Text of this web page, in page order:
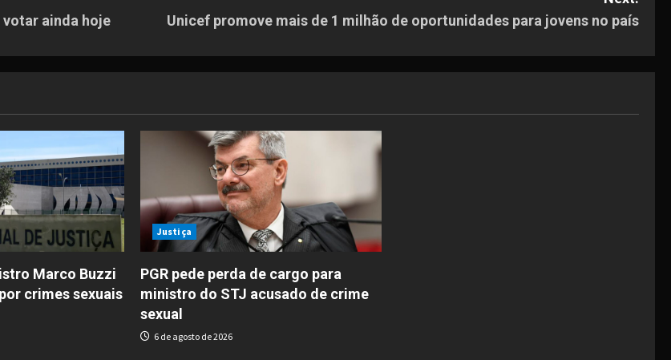
votar ainda hoje
Unicef promove mais de 1 milhão de oportunidades para jovens no país
Marco Buzzi
crimes sexuais
Justiça
PGR pede perda de cargo para
ministro do STJ acusado de crime
sexual
6 de agosto de 2026